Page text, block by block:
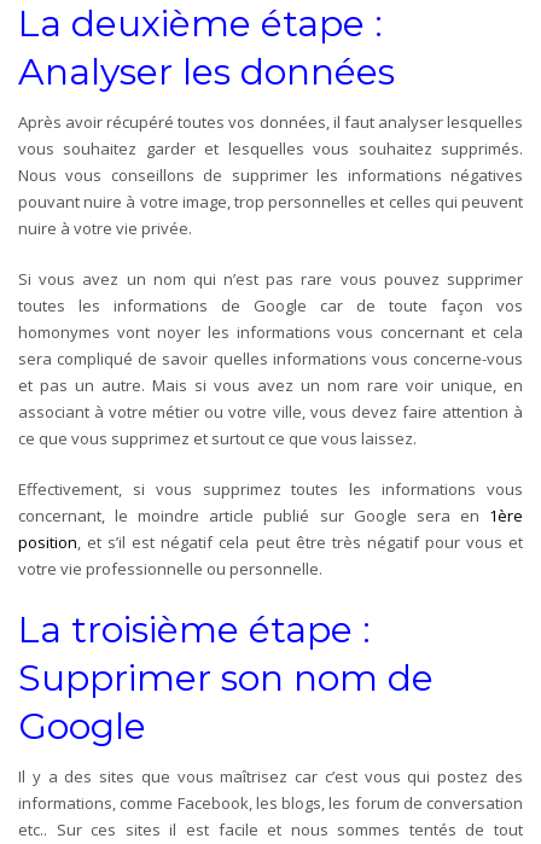
La deuxième étape :
Analyser les données
Après avoir récupéré toutes vos données, il faut analyser lesquelles
vous souhaitez garder et lesquelles vous souhaitez supprimés.
Nous vous conseillons de supprimer les informations négatives
pouvant nuire à votre image, trop personnelles et celles qui peuvent
nuire à votre vie privée.
Si vous avez un nom qui n’est pas rare vous pouvez supprimer
toutes les informations de Google car de toute façon vos
homonymes vont noyer les informations vous concernant et cela
sera compliqué de savoir quelles informations vous concerne-vous
et pas un autre. Mais si vous avez un nom rare voir unique, en
associant à votre métier ou votre ville, vous devez faire attention à
ce que vous supprimez et surtout ce que vous laissez.
Effectivement, si vous supprimez toutes les informations vous
concernant, le moindre article publié sur Google sera en 1ère
position, et s’il est négatif cela peut être très négatif pour vous et
votre vie professionnelle ou personnelle.
La troisième étape :
Supprimer son nom de
Google
Il y a des sites que vous maîtrisez car c’est vous qui postez des
informations, comme Facebook, les blogs, les forum de conversation
etc.. Sur ces sites il est facile et nous sommes tentés de tout